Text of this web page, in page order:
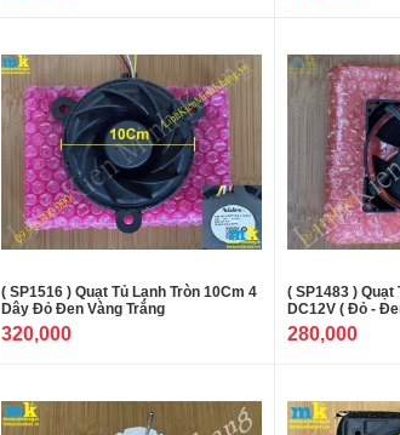
( SP1516 ) Quạt Tủ Lạnh Tròn 10Cm 4
Dây Đỏ Đen Vàng Trắng
320,000
( SP1483 )
DC12V ( Đỏ -
280,000